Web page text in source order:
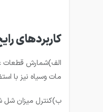
کاربردهای
الف)شمارش قطعات
مات وسیاه نیز با
ب)کنترل میزان شل